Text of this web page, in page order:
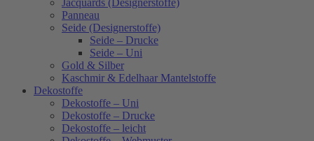
Jacquards (Designerstoffe)
Panneau
Seide (Designerstoffe)
Seide – Drucke
Seide – Uni
Gold & Silber
Kaschmir & Edelhaar Mantelstoffe
Dekostoffe
Dekostoffe – Uni
Dekostoffe – Drucke
Dekostoffe – leicht